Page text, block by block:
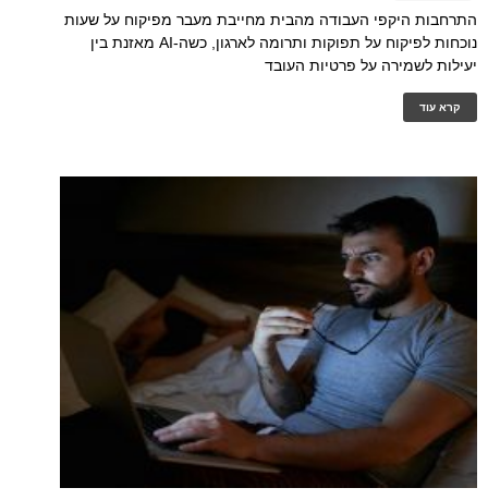
התרחבות היקפי העבודה מהבית מחייבת מעבר מפיקוח על שעות
נוכחות לפיקוח על תפוקות ותרומה לארגון, כשה-AI מאזנת בין
יעילות לשמירה על פרטיות העובד
קרא עוד